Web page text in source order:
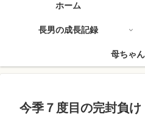
ホーム
長男の成長記録
母ちゃ
今季７度目の完封負け